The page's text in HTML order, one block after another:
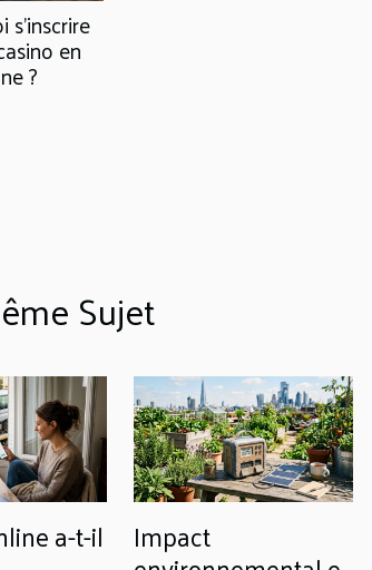
s’inscrire
en
?
Sujet
a-t-il Impact